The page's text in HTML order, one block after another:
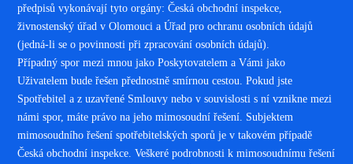
předpisů vykonávají tyto orgány: Česká obchodní inspekce,
živnostenský úřad v Olomouci a Úřad pro ochranu osobních údajů
(jedná-li se o povinnosti při zpracování osobních údajů).
Případný spor mezi mnou jako Poskytovatelem a Vámi jako
Uživatelem bude řešen přednostně smírnou cestou. Pokud jste
Spotřebitel a z uzavřené Smlouvy nebo v souvislosti s ní vznikne mezi
námi spor, máte právo na jeho mimosoudní řešení. Subjektem
mimosoudního řešení spotřebitelských sporů je v takovém případě
Česká obchodní inspekce. Veškeré podrobnosti k mimosoudnímu řešení